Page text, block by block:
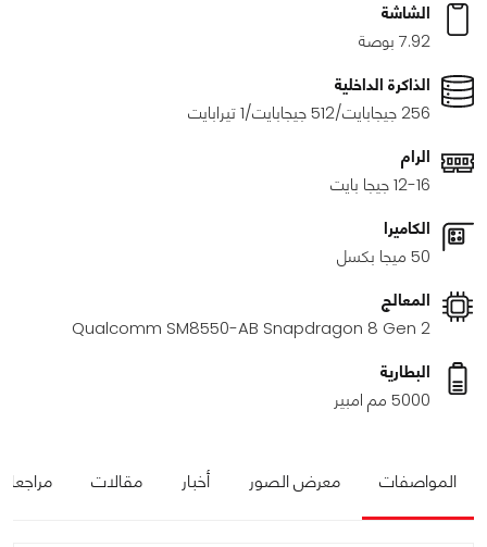
الشاشة
7.92 بوصة
الذاكرة الداخلية
256 جيجابايت/512 جيجابايت/1 تيرابايت
الرام
12-16 جيجا بايت
الكاميرا
50 ميجا بكسل
المعالج
Qualcomm SM8550-AB Snapdragon 8 Gen 2
البطارية
5000 مم امبير
المواصفات معرض الصور أخبار مقالات